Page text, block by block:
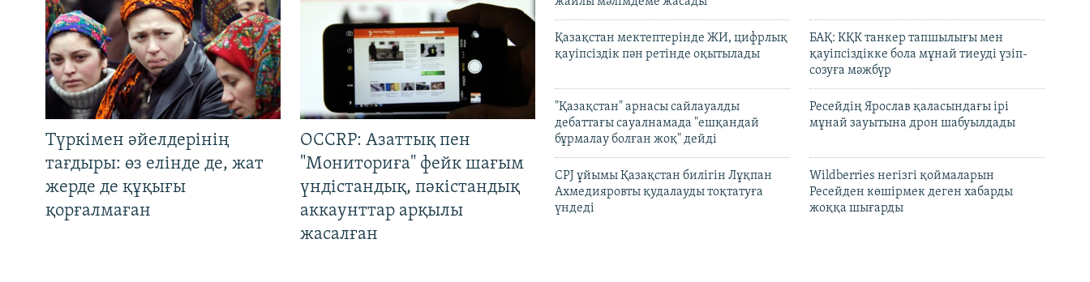
Түркімен әйелдерінің
тағдыры: өз елінде де, жат
жерде де құқығы
қорғалмаған
OCCRP: Азаттық пен
"Мониториға" фейк шағым
үндістандық, пәкістандық
аккаунттар арқылы
жасалған
Қазақстан мектептерінде ЖИ, цифрлық
қауіпсіздік пән ретінде оқытылады
БАҚ: КҚК танкер тапшылығы мен
қауіпсіздікке бола мұнай тиеуді үзіп-
созуға мәжбүр
"Қазақстан" арнасы сайлауалды
дебаттағы сауалнамада "ешқандай
бұрмалау болған жоқ" дейді
Ресейдің Ярослав қаласындағы ірі
мұнай зауытына дрон шабуылдады
CPJ ұйымы Қазақстан билігін Лұқпан
Ахмедияровты қудалауды тоқтатуға
үндеді
Wildberries негізгі қоймаларын
Ресейден көшірмек деген хабарды
жоққа шығарды